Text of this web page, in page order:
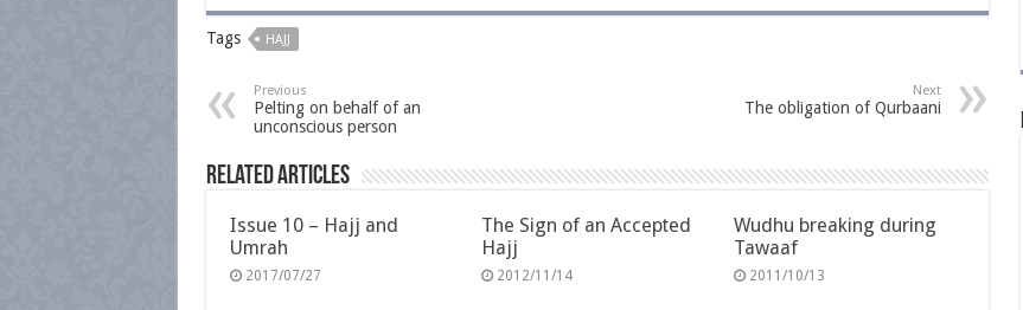
Tags HAJJ
Previous
Pelting on behalf of an
unconscious person
Next
The obligation of Qurbaani
Related Articles
Issue 10 – Hajj and
Umrah
2017/07/27
The Sign of an Accepted
Hajj
2012/11/14
Wudhu breaking during
Tawaaf
2011/10/13